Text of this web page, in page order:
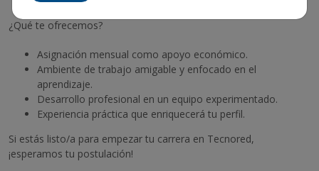
¿Qué te ofrecemos?
Asignación mensual como apoyo económico.
Ambiente de trabajo amigable y enfocado en el
aprendizaje.
Desarrollo profesional en un equipo experimentado.
Experiencia práctica que enriquecerá tu perfil.
Si estás listo/a para empezar tu carrera en Tecnored,
¡esperamos tu postulación!